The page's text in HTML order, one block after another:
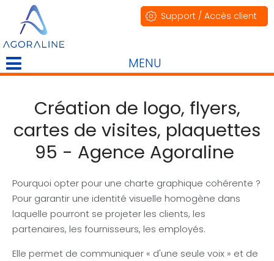
Support / Accès client
MENU
Création de logo, flyers,
cartes de visites, plaquettes
95 - Agence Agoraline
Pourquoi opter pour une charte graphique cohérente ?
Pour garantir une identité visuelle homogène dans
laquelle pourront se projeter les clients, les
partenaires, les fournisseurs, les employés.
Elle permet de communiquer « d'une seule voix » et de